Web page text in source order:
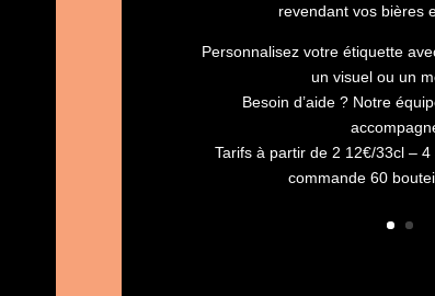
revendant vos bières
Personnalisez votre étiquette
un visuel ou un
Besoin d’aide ? Notre
Tarifs à partir de 2 12€/33cl –
commande 60